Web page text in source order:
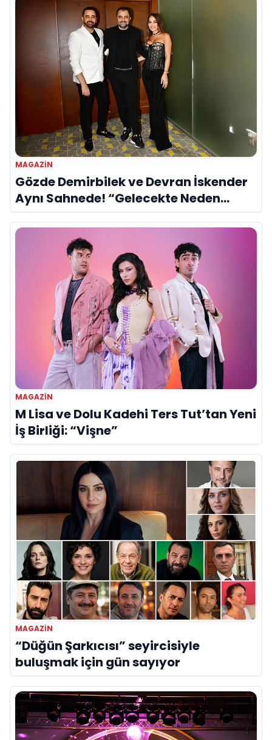
MAGAZIN
Gözde Demirbilek ve Devran İskender
Aynı Sahnede! “Gelecekte Neden
Olmasın?”
MAGAZIN
M Lisa ve Dolu Kadehi Ters Tut’tan Yeni
İş Birliği: “Vişne”
MAGAZIN
“Düğün Şarkıcısı” seyircisiyle
buluşmak için gün sayıyor